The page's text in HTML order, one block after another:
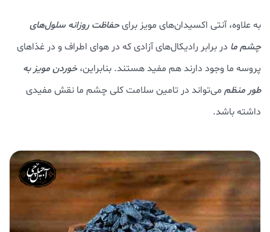
به علاوه، آنتی اکسیدان‌های مویز برایحفاظت روزانه سلول‌های
چشم ما در برابر رادیکال‌های آزادی که در هوای اطراف و در غذاهای
پروسه ما وجود دارند هم مفید هستند. بنابراین،خوردن مویز به
طور منظم می‌تواند در تامین سلامت کلی چشم ما نقش مفیدی
داشته باشد.